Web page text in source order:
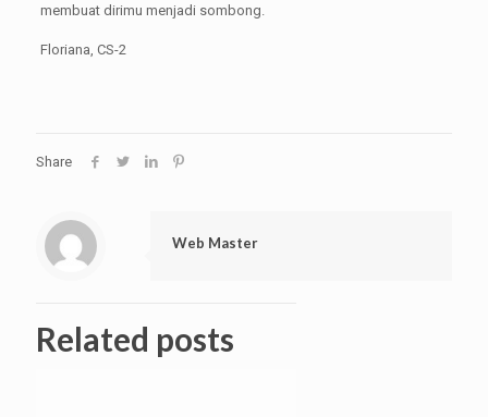
membuat dirimu menjadi sombong.
Floriana, CS-2
Share
Web Master
Related posts